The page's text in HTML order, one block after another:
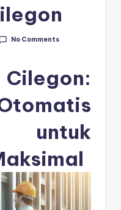
No Comments